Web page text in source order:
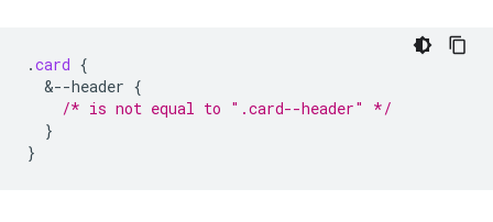
.card {
&--header {
/* is not equal to ".card--header" */
}
}